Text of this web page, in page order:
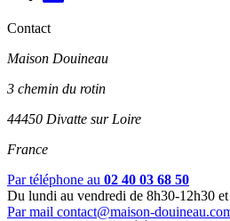
Contact
Maison Douineau
3 chemin du rotin
44450 Divatte sur Loire
France
Par téléphone au 02 40 03 68 50
Du lundi au vendredi de 8h30-12h30
Par mail contact@maison-